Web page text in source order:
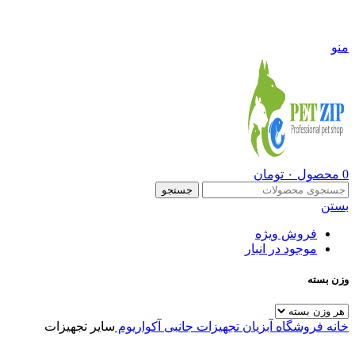
منو
0 محصول ۰ تومان
جستجو
بستن
فروش ویژه
موجود در انبار
وزن بسته
خانه فروشگاه آبزیان تجهیزات جانبی آکواریوم سایر تجهیزات